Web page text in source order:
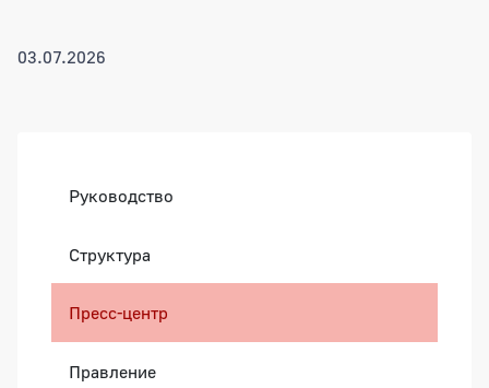
03.07.2026
Руководство
Структура
Пресс-центр
Правление